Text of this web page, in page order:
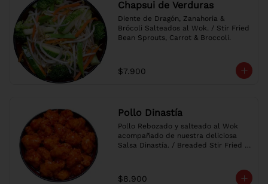
Chapsui de Verduras
Diente de Dragón, Zanahoria &
Brócoli Salteados al Wok. / Stir Fried
Bean Sprouts, Carrot & Broccoli.
$7.900
Pollo Dinastía
Pollo Rebozado y salteado al Wok
acompañado de nuestra deliciosa
Salsa Dinastía. / Breaded Stir Fried
$8.900